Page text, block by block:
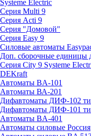
Systeme Electric
Серия Multi 9
Серия Acti 9
Серия "Домовой"
Серия Easy 9
Силовые автоматы
Доп. сборочные единицы
Серия City 9 Systeme
DEKraft
Автоматы BA-101
Автоматы ВА-201
Дифавтоматы ДИФ-102
Дифавтоматы ДИФ-101
Автоматы BA-401
Автоматы силовые Россия